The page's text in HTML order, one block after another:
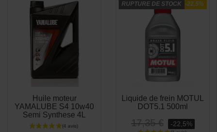
(8 avis)
Huile moteur
YAMALUBE S4 10w40
Semi Synthese 4L
-22,5%
RUPTURE DE STOCK
Liquide de frein MOTUL
DOT5.1 500ml
17,35 € -22,5%
APERÇU
RAPIDE
APERÇU
RAPIDE